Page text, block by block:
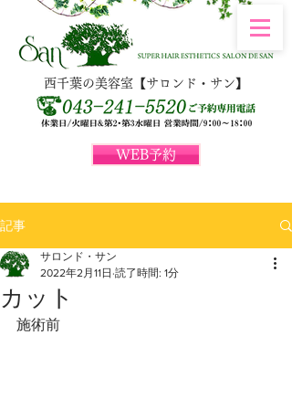
WEB予約
西千葉の美容室【サロンド・サン】
記事
カット
サロンド・サン
2022年2月11日 読了時間: 1分
施術前